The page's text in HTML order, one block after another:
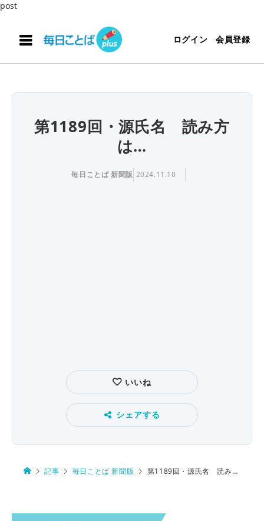
post
ログイン 会員登録
第1189回・源氏名 読み方
は…
毎日ことば 新聞版 2024.11.10
いいね
シェアする
記事 毎日ことば 新聞版 第1189回・源氏名 読み方は…